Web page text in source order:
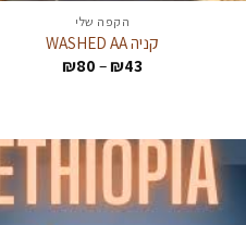
הקפה שלי
קניה WASHED AA
₪43
–
₪80 טווח